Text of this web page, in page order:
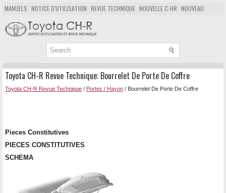
MANUELS NOTICE D'UTILISATION REVUE TECHNIQUE NOUVELLE C-HR NOUVEAU
POPULAIRE
PLAN DU SITE CHERCHER
Toyota CH-R Revue Technique: Bourrelet De Porte De Coffre
Toyota CH-R Revue Technique / Portes / Hayon / Bourrelet De Porte De Coffre
Pieces Constitutives
PIECES CONSTITUTIVES
SCHEMA